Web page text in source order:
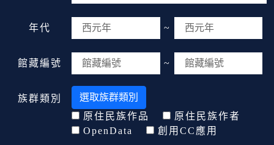
年代 ~
館藏編號 ~
族群類別
選取族群類別
原住民族作品
原住民族作者
OpenData
創用CC應用